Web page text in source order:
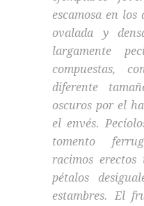
escamosa en
ovalada y
largamente
compuestas,
diferente
oscuros por el
el envés.
tomento
racimos erectos
pétalos
estambres. El